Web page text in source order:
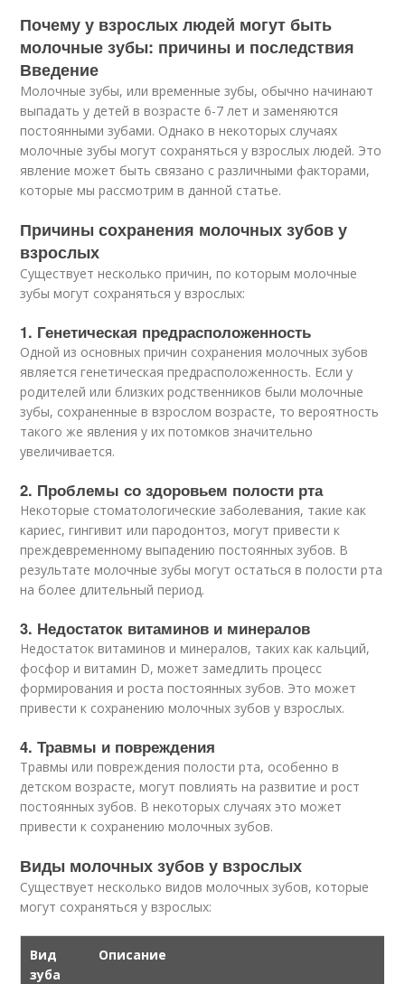
Почему у взрослых людей могут быть
молочные зубы: причины и последствия
Введение
Молочные зубы, или временные зубы, обычно начинают
выпадать у детей в возрасте 6-7 лет и заменяются
постоянными зубами. Однако в некоторых случаях
молочные зубы могут сохраняться у взрослых людей. Это
явление может быть связано с различными факторами,
которые мы рассмотрим в данной статье.
Причины сохранения молочных зубов у
взрослых
Существует несколько причин, по которым молочные
зубы могут сохраняться у взрослых:
1. Генетическая предрасположенность
Одной из основных причин сохранения молочных зубов
является генетическая предрасположенность. Если у
родителей или близких родственников были молочные
зубы, сохраненные в взрослом возрасте, то вероятность
такого же явления у их потомков значительно
увеличивается.
2. Проблемы со здоровьем полости рта
Некоторые стоматологические заболевания, такие как
кариес, гингивит или пародонтоз, могут привести к
преждевременному выпадению постоянных зубов. В
результате молочные зубы могут остаться в полости рта
на более длительный период.
3. Недостаток витаминов и минералов
Недостаток витаминов и минералов, таких как кальций,
фосфор и витамин D, может замедлить процесс
формирования и роста постоянных зубов. Это может
привести к сохранению молочных зубов у взрослых.
4. Травмы и повреждения
Травмы или повреждения полости рта, особенно в
детском возрасте, могут повлиять на развитие и рост
постоянных зубов. В некоторых случаях это может
привести к сохранению молочных зубов.
Виды молочных зубов у взрослых
Существует несколько видов молочных зубов, которые
могут сохраняться у взрослых:
Вид
зуба
Описание